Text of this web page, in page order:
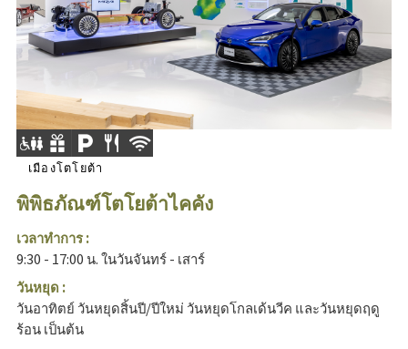
เมืองโตโยต้า
พิพิธภัณฑ์โตโยต้าไคคัง
เวลาทำการ :
9:30 - 17:00 น. ในวันจันทร์ - เสาร์
วันหยุด :
วันอาทิตย์ วันหยุดสิ้นปี/ปีใหม่ วันหยุดโกลเด้นวีค และวันหยุดฤดู
ร้อน เป็นต้น